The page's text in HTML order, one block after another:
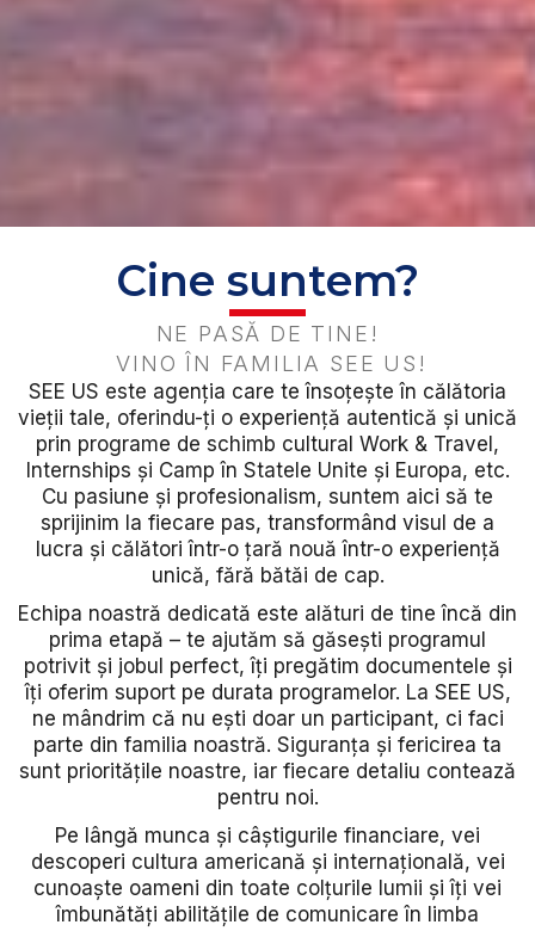
Cine suntem?
NE PASĂ DE TINE!
VINO ÎN FAMILIA SEE US!
SEE US este agenția care te însoțește în călătoria
vieții tale, oferindu-ți o experiență autentică și unică
prin programe de schimb cultural Work & Travel,
Internships și Camp în Statele Unite și Europa, etc.
Cu pasiune și profesionalism, suntem aici să te
sprijinim la fiecare pas, transformând visul de a
lucra și călători într-o țară nouă într-o experiență
unică, fără bătăi de cap.
Echipa noastră dedicată este alături de tine încă din
prima etapă – te ajutăm să găsești programul
potrivit și jobul perfect, îți pregătim documentele și
îți oferim suport pe durata programelor. La SEE US,
ne mândrim că nu ești doar un participant, ci faci
parte din familia noastră. Siguranța și fericirea ta
sunt prioritățile noastre, iar fiecare detaliu contează
pentru noi.
Pe lângă munca și câștigurile financiare, vei
descoperi cultura americană și internațională, vei
cunoaște oameni din toate colțurile lumii și îți vei
îmbunătăți abilitățile de comunicare în limba